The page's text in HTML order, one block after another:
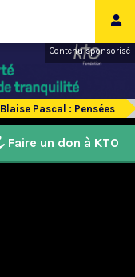
Contenu sponsorisé
Blaise Pascal : Pensées
Faire un don à KTO